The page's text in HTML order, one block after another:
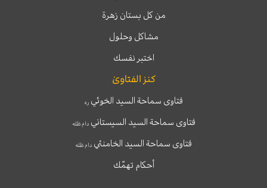
من كل بستان زهرة
مشاكل وحلول
اختبر نفسك
كنز الفتاوىٰ
فتاوى سماحة السيد الخوئيره
فتاوى سماحة السيد السيستانيدام ظله
فتاوى سماحة السيد الخامنئي دام ظله
أحكام تهمّك